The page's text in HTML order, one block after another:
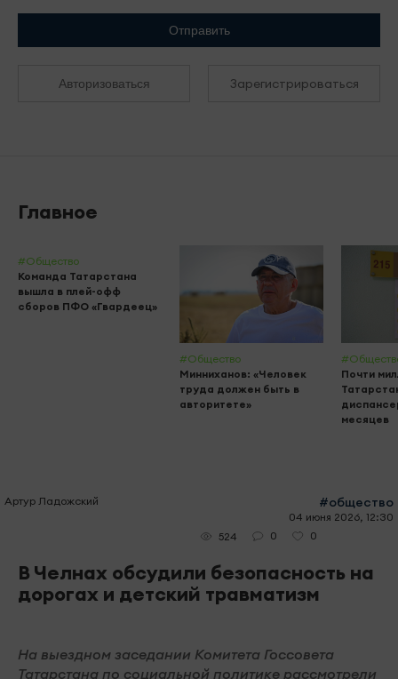
Отправить
Авторизоваться Зарегистрироваться
Главное
#Общество
Команда Татарстана
вышла в плей-офф
сборов ПФО «Гвардеец»
#Общество
Минниханов: «Человек
труда должен быть в
авторитете»
Почти
месяцев
Артур Ладожский #общество
04 июня 2026, 12:30
524
0 0
В Челнах обсудили безопасность на
дорогах и детский травматизм
На выездном заседании Комитета Госсовета
Татарстана по социальной политике рассмотрели